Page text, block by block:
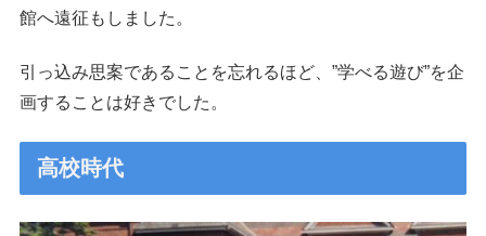
館へ遠征もしました。
引っ込み思案であることを忘れるほど、”学べる遊び”を企
画することは好きでした。
高校時代